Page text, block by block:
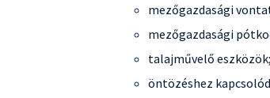
mezőgazdasági
mezőgazdasági
talajművelő eszközök;
öntözéshez